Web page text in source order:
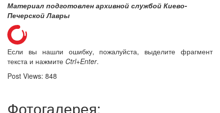
Материал подготовлен архивной службой Киево-
Печерской Лавры
Если вы нашли ошибку, пожалуйста, выделите фрагмент
текста и нажмите Ctrl+Enter.
Post Views: 848
Фотогалерея: